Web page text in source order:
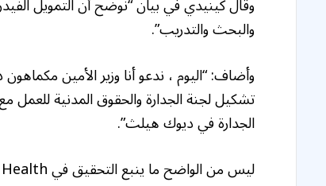
والبحث والتدريب”.
وأضاف: “اليوم ، ندعو أنا وزير الأمين
تشكيل لجنة الجدارة والحقوق المدنية للعمل
الجدارة في ديوك هيلث”.
ليس من الواضح ما ينبع التحقيق في Duke Health.